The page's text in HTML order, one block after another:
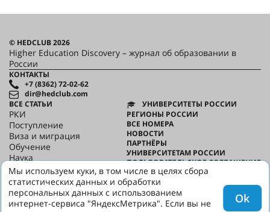
© HEDCLUB 2026
Higher Education Discovery – журнал об образовании в
России
КОНТАКТЫ
+7 (8362) 72-02-62
dir@hedclub.com
ВСЕ СТАТЬИ
РКИ
Поступление
Виза и миграция
Обучение
Наука
HED_people
Русский дом
Регионы
Культура
УНИВЕРСИТЕТЫ РОССИИ
РЕГИОНЫ РОССИИ
ВСЕ НОМЕРА
НОВОСТИ
ПАРТНЁРЫ
УНИВЕРСИТЕТАМ РОССИИ
ПОЛЬЗОВАТЕЛЬСКОЕ СОГЛАШЕНИЕ
КОНФИДЕНЦИАЛЬНОСТЬ
О HED
Мы используем куки, в том числе в целях сбора
статистических данных и обработки
персональных данных с использованием
интернет-сервиса "ЯндексМетрика". Если вы не
Ok